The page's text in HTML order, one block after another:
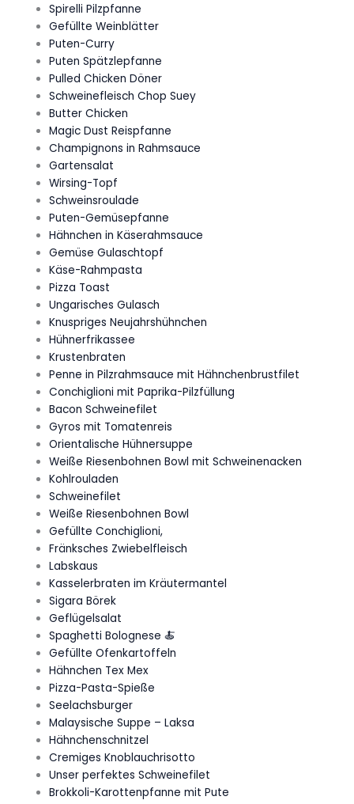
Spirelli Pilzpfanne
Gefüllte Weinblätter
Puten-Curry
Puten Spätzlepfanne
Pulled Chicken Döner
Schweinefleisch Chop Suey
Butter Chicken
Magic Dust Reispfanne
Champignons in Rahmsauce
Gartensalat
Wirsing-Topf
Schweinsroulade
Puten-Gemüsepfanne
Hähnchen in Käserahmsauce
Gemüse Gulaschtopf
Käse-Rahmpasta
Pizza Toast
Ungarisches Gulasch
Knuspriges Neujahrshühnchen
Hühnerfrikassee
Krustenbraten
Penne in Pilzrahmsauce mit Hähnchenbrustfilet
Conchiglioni mit Paprika-Pilzfüllung
Bacon Schweinefilet
Gyros mit Tomatenreis
Orientalische Hühnersuppe
Weiße Riesenbohnen Bowl mit Schweinenacken
Kohlrouladen
Schweinefilet
Weiße Riesenbohnen Bowl
Gefüllte Conchiglioni,
Fränksches Zwiebelfleisch
Labskaus
Kasselerbraten im Kräutermantel
Sigara Börek
Geflügelsalat
Spaghetti Bolognese 🍝
Gefüllte Ofenkartoffeln
Hähnchen Tex Mex
Pizza-Pasta-Spieße
Seelachsburger
Malaysische Suppe – Laksa
Hähnchenschnitzel
Cremiges Knoblauchrisotto
Unser perfektes Schweinefilet
Brokkoli-Karottenpfanne mit Pute